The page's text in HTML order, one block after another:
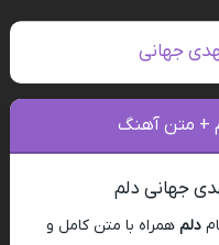
جهانی
+ متن آهنگ
جهانی دلم
دلم همراه با متن کامل و